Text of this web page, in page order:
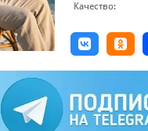
Качество: